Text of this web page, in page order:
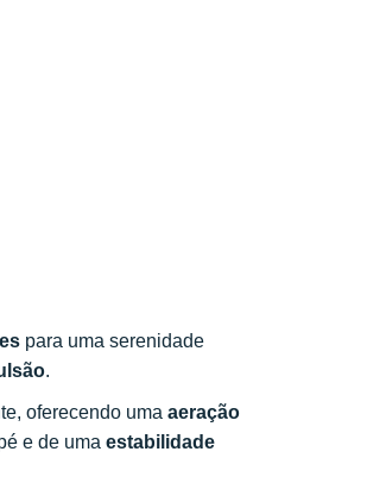
para uma serenidade
.
oferecendo uma aeração
e de uma estabilidade